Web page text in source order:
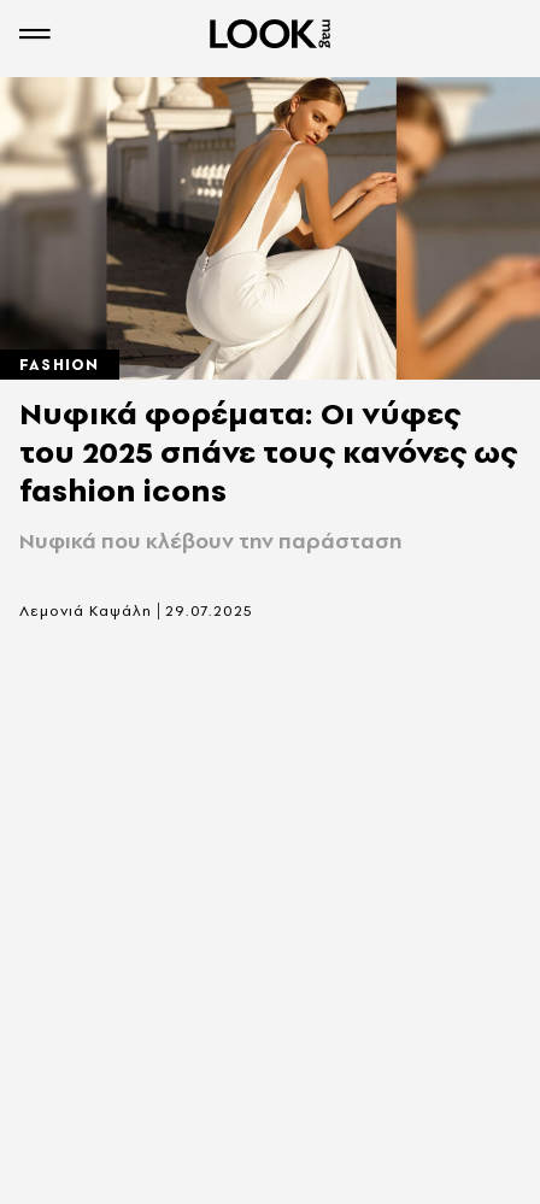
FASHION
Νυφικά φορέματα: Οι νύφες
του 2025 σπάνε τους κανόνες ως
fashion icons
Νυφικά που κλέβουν την παράσταση
Λεμονιά Καψάλη | 29.07.2025